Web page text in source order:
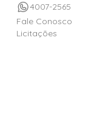
4007-2565
Fale Conosco
Licitações